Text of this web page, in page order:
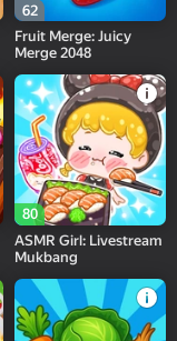
62
Fruit Merge: Juicy
Merge 2048
80
ASMR Girl: Livestream
Mukbang